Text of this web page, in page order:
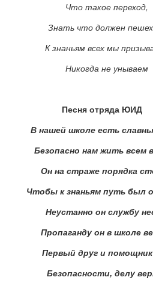
Что такое переход,
Знать что должен
К знаньям всех мы
Никогда не унываем
Песня отряда ЮИД
В нашей школе есть
Безопасно нам жить всем
Он на страже порядка
Чтобы к знаньям путь был
Неустанно он службу
Пропаганду он в школе
Первый друг и
Безопасности, делу